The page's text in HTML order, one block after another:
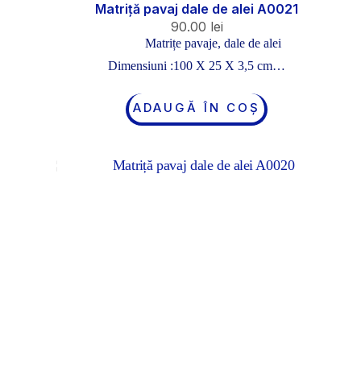
Matriță pavaj dale de alei A0021
90.00 lei
Matrițe pavaje, dale de alei
Dimensiuni :100 X 25 X 3,5 cm…
ADAUGĂ ÎN COȘ